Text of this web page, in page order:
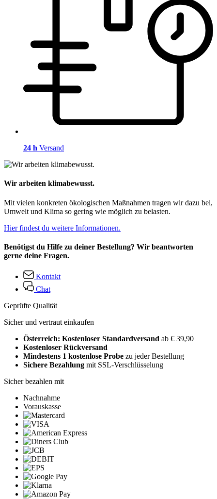
24 h Versand
Wir arbeiten klimabewusst.
Mit vielen konkreten ökologischen Maßnahmen tragen wir dazu bei,
Umwelt und Klima so gering wie möglich zu belasten.
Hier findest du weitere Informationen.
Benötigst du Hilfe zu deiner Bestellung? Wir beantworten
gerne deine Fragen.
Kontakt
Chat
Geprüfte Qualität
Sicher und vertraut einkaufen
Österreich: Kostenloser Standardversand ab € 39,90
Kostenloser Rückversand
Mindestens 1 kostenlose Probe zu jeder Bestellung
Sichere Bezahlung mit SSL-Verschlüsselung
Sicher bezahlen mit
Nachnahme
Vorauskasse